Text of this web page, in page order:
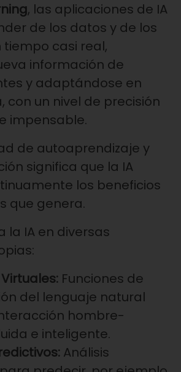
, las aplicaciones de IA
de los datos y de los
casi real,
información de
y adaptándose en
con un nivel de precisión
impensable.
de autoaprendizaje y
significa que la IA
los beneficios
que genera.
la IA en diversas
Funciones de
del lenguaje natural
hombre-
e inteligente.
Análisis